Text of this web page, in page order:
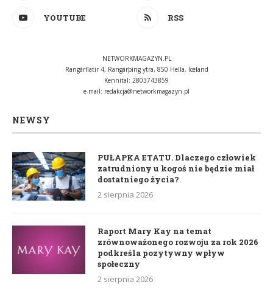
YOUTUBE RSS
NETWORKMAGAZYN.PL
Rangárflatir 4, Rangárþing ytra, 850 Hella, Iceland
Kennital: 2803743859
e-mail: redakcja@networkmagazyn.pl
NEWSY
PUŁAPKA ETATU. Dlaczego człowiek
zatrudniony u kogoś nie będzie miał
dostatniego życia?
2 sierpnia 2026
Raport Mary Kay na temat
zrównoważonego rozwoju za rok 2026
podkreśla pozytywny wpływ
społeczny
2 sierpnia 2026